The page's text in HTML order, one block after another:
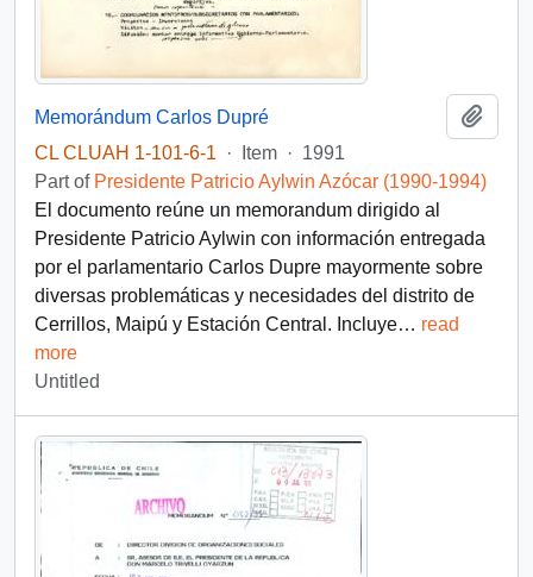
Memorándum Carlos Dupré
CL CLUAH 1-101-6-1
· Item · 1991
Part of Presidente Patricio Aylwin Azócar (1990-1994)
El documento reúne un memorandum dirigido al
Presidente Patricio Aylwin con información entregada
por el parlamentario Carlos Dupre mayormente sobre
diversas problemáticas y necesidades del distrito de
Cerrillos, Maipú y Estación Central. Incluye… read
more
Untitled